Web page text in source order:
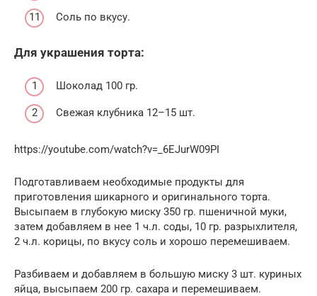
Соль по вкусу.
Для украшения торта:
Шоколад 100 гр.
Свежая клубника 12–15 шт.
https://youtube.com/watch?v=_6EJurW09PI
Подготавливаем необходимые продукты для
приготовления шикарного и оригинального торта.
Высыпаем в глубокую миску 350 гр. пшеничной муки,
затем добавляем в нее 1 ч.л. соды, 10 гр. разрыхлителя,
2 ч.л. корицы, по вкусу соль и хорошо перемешиваем.
Разбиваем и добавляем в большую миску 3 шт. куриных
яйца, высыпаем 200 гр. сахара и перемешиваем.